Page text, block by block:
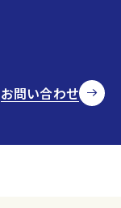
お問い合わせ